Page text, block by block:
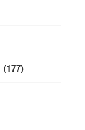
(177)